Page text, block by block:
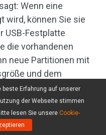
Wenn eine
wird, können Sie sie
USB-Festplatte
die vorhandenen
neue Partitionen mit
und dem
macht das
Lesen Sie die
beste Erfahrung auf unserer
der Webseite stimmen
lesen Sie unsere Cookie-